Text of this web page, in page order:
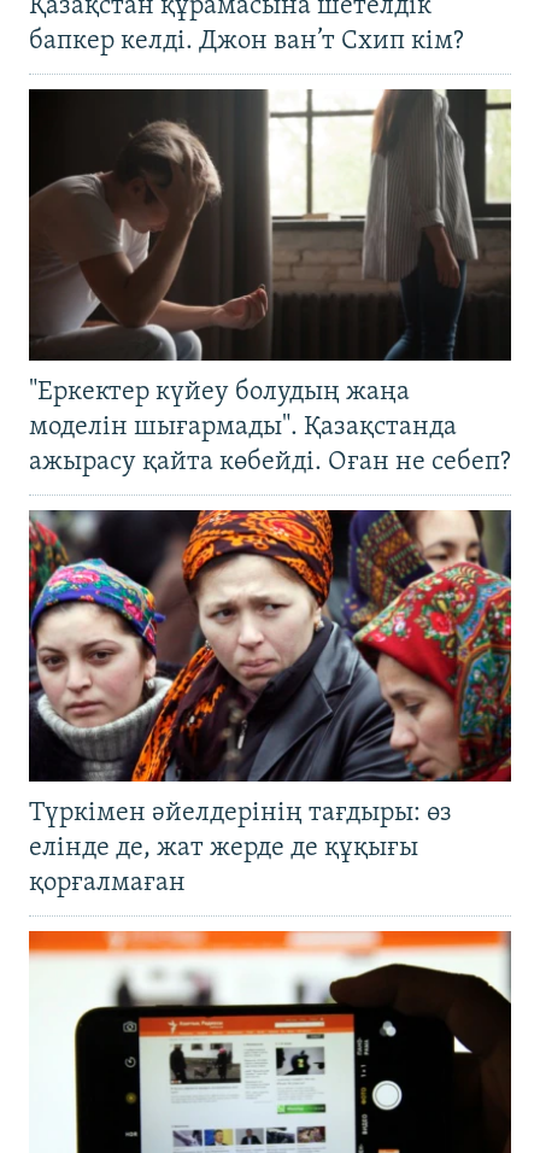
Қазақстан құрамасына шетелдік
бапкер келді. Джон ван’т Схип кім?
"Еркектер күйеу болудың жаңа
моделін шығармады". Қазақстанда
ажырасу қайта көбейді. Оған не себеп?
Түркімен әйелдерінің тағдыры: өз
елінде де, жат жерде де құқығы
қорғалмаған